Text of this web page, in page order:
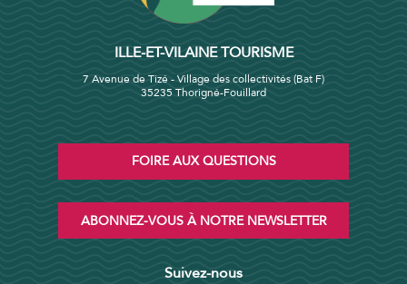
ILLE-ET-VILAINE TOURISME
7 Avenue de Tizé - Village des collectivités (Bat F)
35235 Thorigné-Fouillard
FOIRE AUX QUESTIONS
ABONNEZ-VOUS À NOTRE NEWSLETTER
Suivez-nous